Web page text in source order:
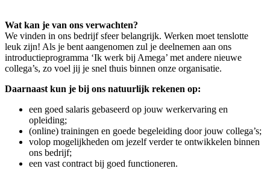
Wat kan je van ons verwachten?
We vinden in ons bedrijf sfeer belangrijk. Werken moet tenslotte
leuk zijn! Als je bent aangenomen zul je deelnemen aan ons
introductieprogramma ‘Ik werk bij Amega’ met andere nieuwe
collega’s, zo voel jij je snel thuis binnen onze organisatie.
Daarnaast kun je bij ons natuurlijk rekenen op:
een goed salaris gebaseerd op jouw werkervaring en
opleiding;
(online) trainingen en goede begeleiding door jouw collega’s;
volop mogelijkheden om jezelf verder te ontwikkelen binnen
ons bedrijf;
een vast contract bij goed functioneren.